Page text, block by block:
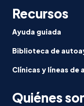
salarios
horarios
Recursos
Ayuda guiada
Biblioteca de
Clínicas y líneas de
Quiénes